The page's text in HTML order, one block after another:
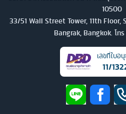
10500
33/51 Wall Street Tower, 11th Floor,
Bangrak, Bangkok. โทร
เลขที่ใบอ
11/